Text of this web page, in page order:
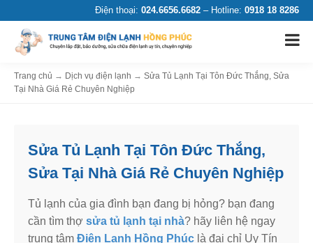
Điện thoại: 024.6656.6682 – Hotline: 0918 18 8286
Trang chủ → Dịch vụ điện lạnh → Sửa Tủ Lạnh Tại Tôn Đức Thắng, Sửa
Tại Nhà Giá Rẻ Chuyên Nghiệp
Sửa Tủ Lạnh Tại Tôn Đức Thắng,
Sửa Tại Nhà Giá Rẻ Chuyên Nghiệp
Tủ lạnh của gia đình bạn đang bị hỏng? bạn đang
cần tìm thợ sửa tủ lạnh tại nhà? hãy liên hệ ngay
trung tâm Điện Lạnh Hồng Phúc là đại chỉ Uy Tín